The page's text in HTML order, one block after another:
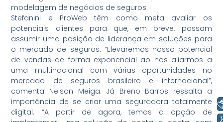
modelagem de negócios de seguros.
Stefanini e ProWeb têm como meta avaliar os
potenciais clientes para que, em breve, possam
assumir uma posição de liderança em soluções para
o mercado de seguros. “Elevaremos nosso potencial
de vendas de forma exponencial ao nos aliarmos a
uma multinacional com várias oportunidades no
mercado de seguros brasileiro e internacional”,
comenta Nelson Meiga. Já Breno Barros ressalta a
importância de se criar uma seguradora totalmente
digital. “A partir de agora, temos a opção de
Libras